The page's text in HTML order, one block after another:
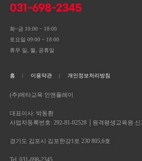
031-698-2345
화~금 10:00 ~ 18:00
토요일 09:00 ~ 18:00
휴무 일, 월, 공휴일
홈 이용약관 개인정보처리방침
(주)메타교육 인앤플레이
대표이사: 박동환
사업자등록번호: 292-81-02528 │원격평생교육원
경기도 김포시 김포한강1로 230 805,6호